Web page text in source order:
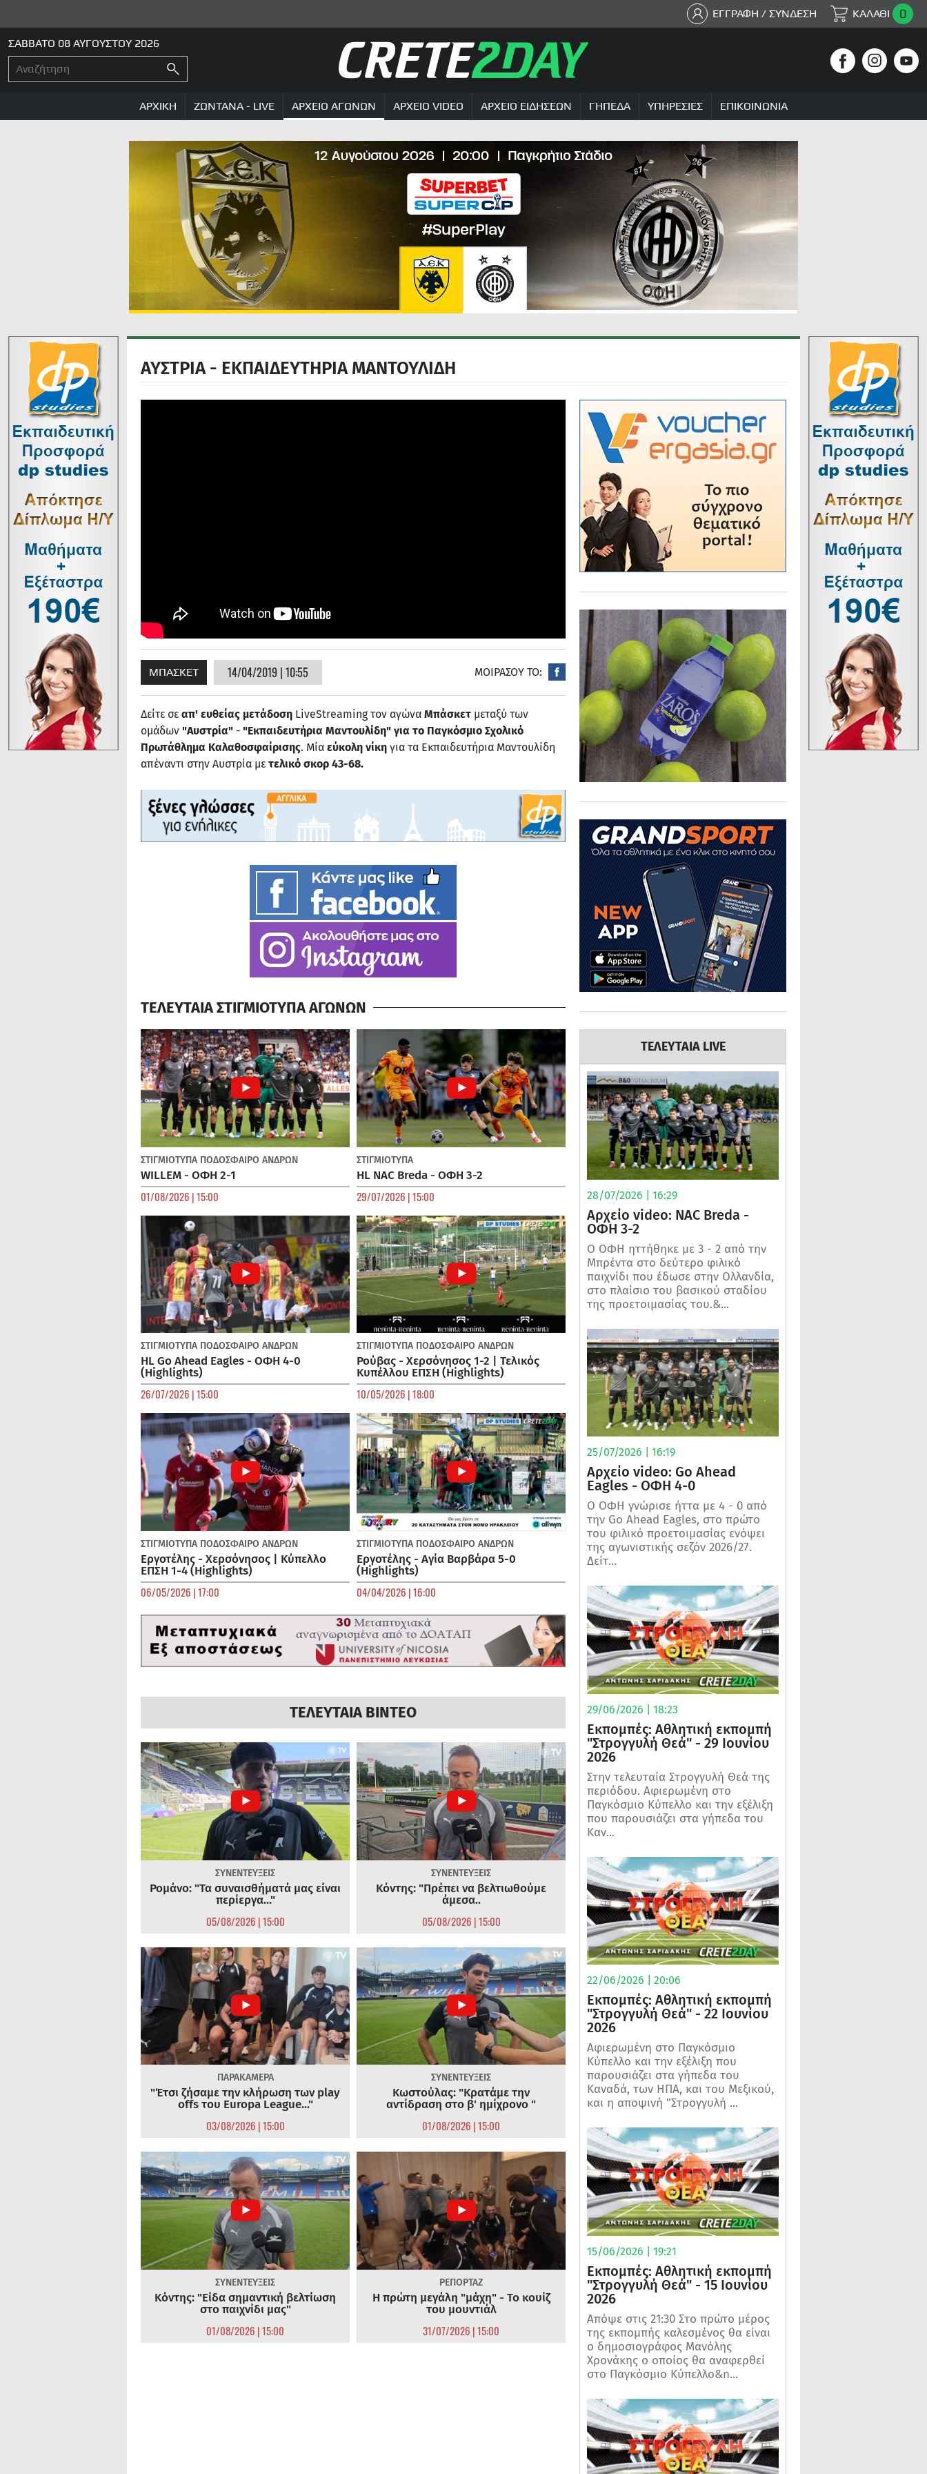
ΕΓΓΡΑΦΗ / ΣΥΝΔΕΣΗ ΚΑΛΑΘΙ 0
ΣΑΒΒΑΤΟ 08 ΑΥΓΟΥΣΤΟΥ 2026
ΑΡΧΙΚΗ ΖΩΝΤΑΝΑ - LIVE ΑΡΧΕΙΟ ΑΓΩΝΩΝ ΑΡΧΕΙΟ VIDEO ΑΡΧΕΙΟ ΕΙΔΗΣΕΩΝ ΓΗΠΕΔΑ ΥΠΗΡΕΣΙΕΣ ΕΠΙΚΟΙΝΩΝΙΑ
ΑΥΣΤΡΙΑ - ΕΚΠΑΙΔΕΥΤΗΡΙΑ ΜΑΝΤΟΥΛΙΔΗ
ΜΠΑΣΚΕΤ 14/04/2019 | 10:55 ΜΟΙΡΑΣΟΥ ΤΟ:
Δείτε σε απ' ευθείας μετάδοση LiveStreaming τον αγώνα Μπάσκετ μεταξύ των
ομάδων "Αυστρία" - "Εκπαιδευτήρια Μαντουλίδη" για το Παγκόσμιο Σχολικό
Πρωτάθλημα Καλαθοσφαίρισης. Μία εύκολη νίκη για τα Εκπαιδευτήρια Μαντουλίδη
απέναντι στην Αυστρία με τελικό σκορ 43-68.
ΤΕΛΕΥΤΑΙΑ ΣΤΙΓΜΙΟΤΥΠΑ ΑΓΩΝΩΝ
ΣΤΙΓΜΙΟΤΥΠΑ ΠΟΔΌΣΦΑΙΡΟ ΑΝΔΡΏΝ
WILLEM - ΟΦΗ 2-1
01/08/2026 | 15:00
ΣΤΙΓΜΙΟΤΥΠΑ
HL NAC Breda - ΟΦΗ 3-2
29/07/2026 | 15:00
ΣΤΙΓΜΙΟΤΥΠΑ ΠΟΔΌΣΦΑΙΡΟ ΑΝΔΡΏΝ
HL Go Ahead Eagles - ΟΦΗ 4-0
(Highlights)
26/07/2026 | 15:00
ΣΤΙΓΜΙΟΤΥΠΑ ΠΟΔΌΣΦΑΙΡΟ ΑΝΔΡΏΝ
Ρούβας - Χερσόνησος 1-2 | Τελικός
Κυπέλλου ΕΠΣΗ (Highlights)
10/05/2026 | 18:00
ΣΤΙΓΜΙΟΤΥΠΑ ΠΟΔΌΣΦΑΙΡΟ ΑΝΔΡΏΝ
Εργοτέλης - Χερσόνησος | Κύπελλο
ΕΠΣΗ 1-4 (Highlights)
06/05/2026 | 17:00
ΣΤΙΓΜΙΟΤΥΠΑ ΠΟΔΌΣΦΑΙΡΟ ΑΝΔΡΏΝ
Εργοτέλης - Αγία Βαρβάρα 5-0
(Highlights)
04/04/2026 | 16:00
ΤΕΛΕΥΤΑΙΑ ΒΙΝΤΕΟ
ΣΥΝΕΝΤΕΥΞΕΙΣ
Ρομάνο: "Τα συναισθήματά μας είναι
περίεργα..."
05/08/2026 | 15:00
ΣΥΝΕΝΤΕΥΞΕΙΣ
Κόντης: "Πρέπει να βελτιωθούμε
άμεσα..
05/08/2026 | 15:00
ΠΑΡΑΚΑΜΕΡΑ
"Έτσι ζήσαμε την κλήρωση των play
offs του Europa League..."
03/08/2026 | 15:00
ΣΥΝΕΝΤΕΥΞΕΙΣ
Κωστούλας: "Κρατάμε την
αντίδραση στο β' ημίχρονο "
01/08/2026 | 15:00
ΣΥΝΕΝΤΕΥΞΕΙΣ
Κόντης: "Είδα σημαντική βελτίωση
στο παιχνίδι μας"
01/08/2026 | 15:00
ΡΕΠΟΡΤΑΖ
Η πρώτη μεγάλη "μάχη" - Το κουίζ
του μουντιάλ
31/07/2026 | 15:00
ΤΕΛΕΥΤΑΙΑ LIVE
28/07/2026 | 16:29
Αρχείο video: NAC Breda -
ΟΦΗ 3-2
Ο ΟΦΗ ηττήθηκε με 3 - 2 από την
Μπρέντα στο δεύτερο φιλικό
παιχνίδι που έδωσε στην Ολλανδία,
στο πλαίσιο του βασικού σταδίου
της προετοιμασίας του.&...
25/07/2026 | 16:19
Αρχείο video: Go Ahead
Eagles - ΟΦΗ 4-0
Ο ΟΦΗ γνώρισε ήττα με 4 - 0 από
την Go Ahead Eagles, στο πρώτο
του φιλικό προετοιμασίας ενόψει
της αγωνιστικής σεζόν 2026/27.
Δείτ...
29/06/2026 | 18:23
Εκπομπές: Αθλητική εκπομπή
"Στρογγυλή Θεά" - 29 Ιουνίου
2026
Στην τελευταία Στρογγυλή Θεά της
περιόδου. Αφιερωμένη στο
Παγκόσμιο Κύπελλο και την εξέλιξη
που παρουσιάζει στα γήπεδα του
Καν...
22/06/2026 | 20:06
Εκπομπές: Αθλητική εκπομπή
"Στρογγυλή Θεά" - 22 Ιουνίου
2026
Αφιερωμένη στο Παγκόσμιο
Κύπελλο και την εξέλιξη που
παρουσιάζει στα γήπεδα του
Καναδά, των ΗΠΑ, και του Μεξικού,
και η αποψινή "Στρογγυλή ...
15/06/2026 | 19:21
Εκπομπές: Αθλητική εκπομπή
"Στρογγυλή Θεά" - 15 Ιουνίου
2026
Απόψε στις 21:30 Στο πρώτο μέρος
της εκπομπής καλεσμένος θα είναι
ο δημοσιογράφος Μανόλης
Χρονάκης ο οποίος θα αναφερθεί
στο Παγκόσμιο Κύπελλο&n...